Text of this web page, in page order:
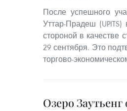
После успешного
Уттар-Прадеш
стороной в качестве
29 сентября. Это
торгово-
Озеро